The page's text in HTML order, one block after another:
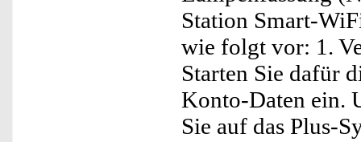
Station Smart-
wie folgt vor: 1.
Starten Sie dafür
Konto-Daten ein.
Sie auf das Plus-